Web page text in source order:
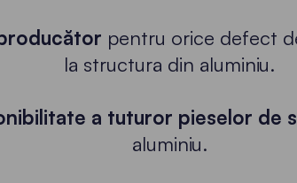
pentru orice defect
la structura din aluminiu.
a tuturor pieselor de
aluminiu.